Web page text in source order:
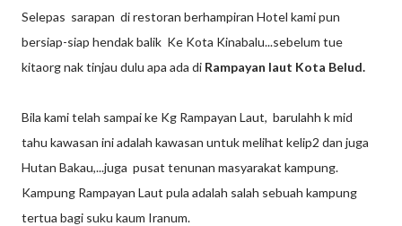
Selepas sarapan di restoran berhampiran Hotel kami pun
bersiap-siap hendak balik Ke Kota Kinabalu...sebelum tue
kitaorg nak tinjau dulu apa ada di Rampayan laut Kota Belud.
Bila kami telah sampai ke Kg Rampayan Laut, barulahh k mid
tahu kawasan ini adalah kawasan untuk melihat kelip2 dan juga
Hutan Bakau,...juga pusat tenunan masyarakat kampung.
Kampung Rampayan Laut pula adalah salah sebuah kampung
tertua bagi suku kaum Iranum.